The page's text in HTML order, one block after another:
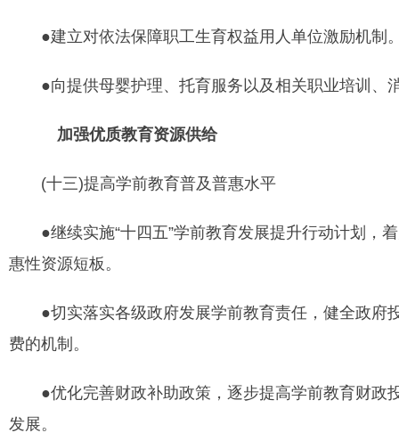
●建立对依法保障职工生育权益用人单位激励机制
●向提供母婴护理、托育服务以及相关职业培训、
加强优质教育资源供给
(十三)提高学前教育普及普惠水平
●继续实施“十四五”学前教育发展提升行动计划，
惠性资源短板。
●切实落实各级政府发展学前教育责任，健全政府
费的机制。
●优化完善财政补助政策，逐步提高学前教育财政
发展。